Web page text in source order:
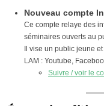
Nouveau compte
Ce compte relaye des
séminaires ouverts au
Il vise un public jeune
LAM : Youtube,
Suivre / voir le